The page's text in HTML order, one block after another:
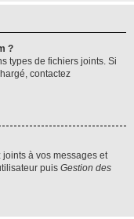
?
types de fichiers joints. Si
contactez
à vos messages et
puis Gestion des